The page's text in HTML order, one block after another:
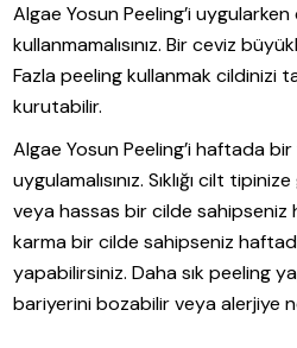
Algae Yosun Peeling’i
kullanmamalısınız. Bir ceviz
Fazla peeling kullanmak cildinizi
kurutabilir.
Algae Yosun Peeling’i haftada
uygulamalısınız. Sıklığı cilt
veya hassas bir cilde sahipseniz
karma bir cilde sahipseniz
yapabilirsiniz. Daha sık peeling
bariyerini bozabilir veya alerjiye